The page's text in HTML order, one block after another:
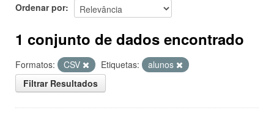
Ordenar por
1 conjunto de dados encontrado
Formatos: CSV Etiquetas:
alunos
Filtrar Resultados